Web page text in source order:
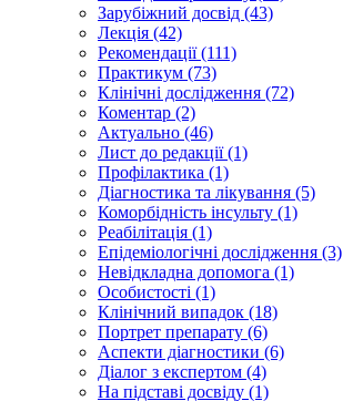
Зарубіжний досвід (43)
Лекція (42)
Рекомендації (111)
Практикум (73)
Клінічні дослідження (72)
Коментар (2)
Актуально (46)
Лист до редакції (1)
Профілактика (1)
Діагностика та лікування (5)
Коморбідність інсульту (1)
Реабілітація (1)
Епідеміологічні дослідження (3)
Невідкладна допомога (1)
Особистості (1)
Клінічний випадок (18)
Портрет препарату (6)
Аспекти діагностики (6)
Діалог з експертом (4)
На підставі досвіду (1)